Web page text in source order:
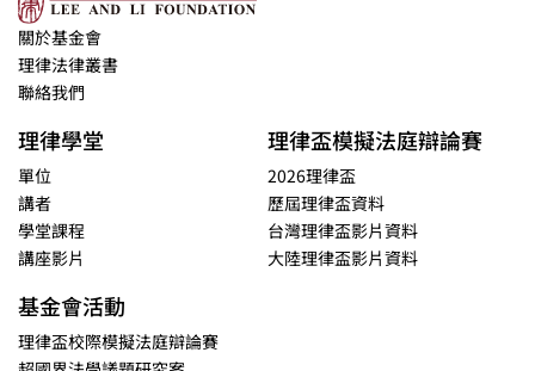
關於基金會
理律法律叢書
聯絡我們
理律學堂
單位
講者
學堂課程
講座影片
理律盃模擬法庭辯論賽
2026理律盃
歷屆理律盃資料
台灣理律盃影片資料
大陸理律盃影片資料
基金會活動
理律盃校際模擬法庭辯論賽